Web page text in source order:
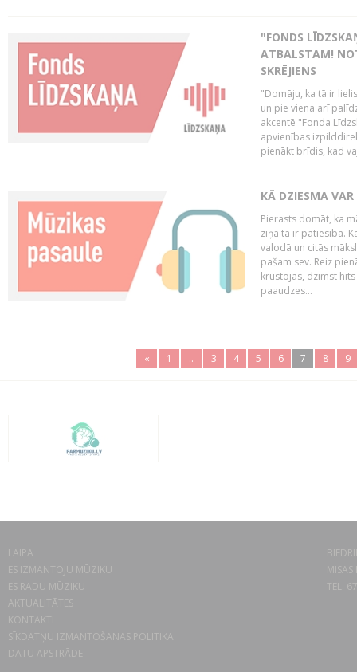
"FONDS
ATBALSTAM!
SKRĒJIENS
"Domāju, ka tā ir
un pie viena arī
akcentē "Fonda
apvienības
pienākt brīdis, kad
KĀ DZIESMA
Pierasts domāt, ka
ziņā tā ir patiesība.
valodā un citās
pašam sev. Reiz
krustojas, dzimst
paaudzes...
« 1 .. 3 4 5 6 7 8 9
LAIPA
ES IZMANTOJU MŪZIKU
ES RADU MŪZIKU
AKTUALITĀTES
KONTAKTI
SĪKDATŅU IZMANTOŠANAS POLITIKA
DATU APSTRĀDE
TEL.